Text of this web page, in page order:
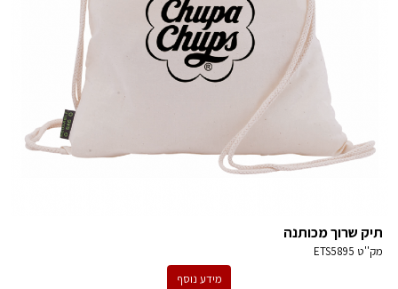
תיק שרוך מכותנה
מק''ט ETS5895
מידע נוסף